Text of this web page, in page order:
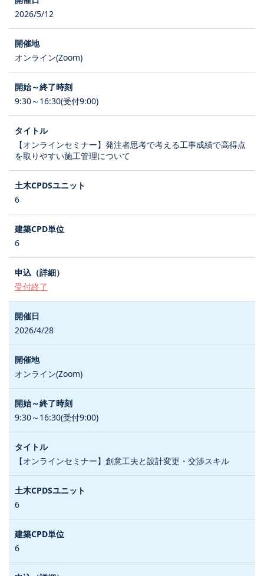
2026/5/12
オンライン(Zoom)
9:30～16:30(受付9:00)
【オンラインセミナー】発注者思考で考える工事成績で高得点
を取りやすい施工管理について
6
6
受付終了
2026/4/28
オンライン(Zoom)
9:30～16:30(受付9:00)
【オンラインセミナー】創意工夫と設計変更・交渉スキル
6
6